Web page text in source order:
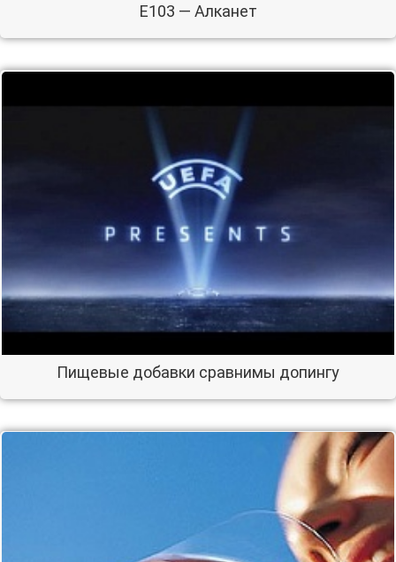
E103 — Алканет
Пищевые добавки сравнимы допингу